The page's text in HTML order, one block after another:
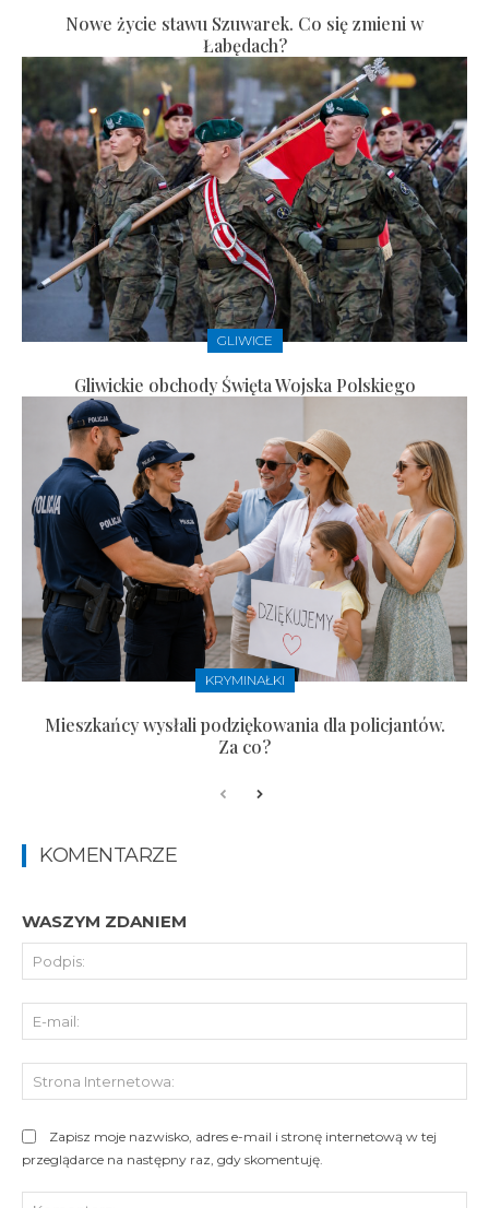
Nowe życie stawu Szuwarek. Co się zmieni w
Łabędach?
GLIWICE
Gliwickie obchody Święta Wojska Polskiego
KRYMINAŁKI
Mieszkańcy wysłali podziękowania dla policjantów.
Za co?
KOMENTARZE
WASZYM ZDANIEM
Zapisz moje nazwisko, adres e-mail i stronę internetową w tej
przeglądarce na następny raz, gdy skomentuję.